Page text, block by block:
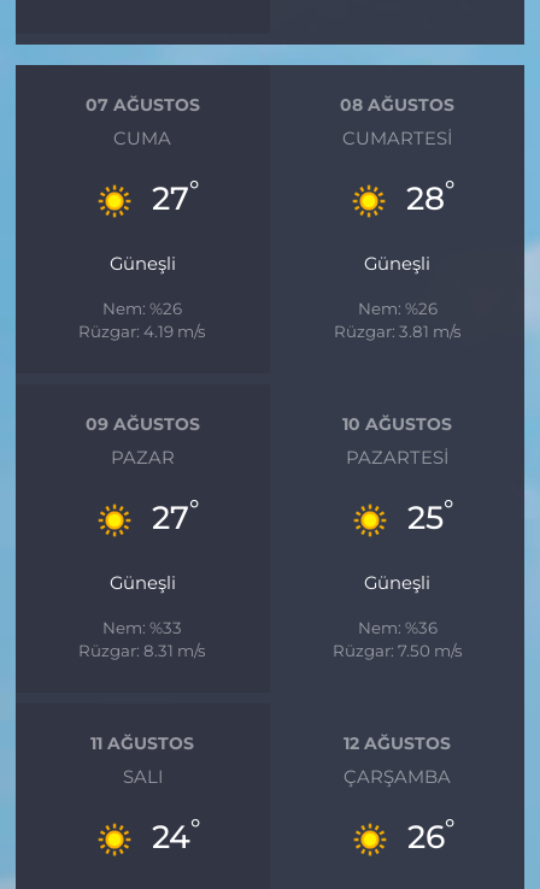
07 AĞUSTOS
CUMA
27°
Güneşli
Nem: %26
Rüzgar: 4.19 m/s
08 AĞUSTOS
CUMARTESI
28°
Güneşli
Nem: %26
Rüzgar: 3.81 m/s
09 AĞUSTOS
PAZAR
27°
Güneşli
Nem: %33
Rüzgar: 8.31 m/s
10 AĞUSTOS
PAZARTESI
25°
Güneşli
Nem: %36
Rüzgar: 7.50 m/s
11 AĞUSTOS
SALI
24°
12 AĞUSTOS
ÇARŞAMBA
26°